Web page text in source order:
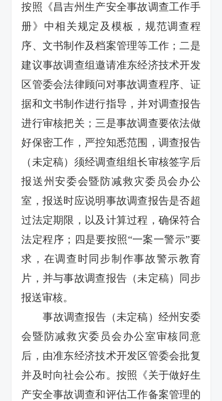
按照《昌吉州生产安全事故调查工作手
册》中相关规定及模板，规范调查程
序、文书制作及档案管理等工作；二是
建议事故调查组邀请准东经济技术开发
区管委会法律顾问对事故调查程序、证
据和文书制作进行指导，并对调查报告
进行审核把关；三是事故调查要依法做
好保密工作，严控知悉范围，调查报告
（未定稿）须经调查组组长审核签字后
报送州安委会暨防减救灾委员会办公
室，报送时应说明事故调查报告是否超
过法定期限，以及计算过程，确保符合
法定程序；四是要按照“一案一警示”要
求，在调查时同步制作事故警示教育
片，并与事故调查报告（未定稿）同步
报送审核。
事故调查报告（未定稿）经州安委
会暨防减救灾委员会办公室审核同意
后，由准东经济技术开发区管委会批复
并及时向社会公布。按照《关于做好生
产安全事故调查和评估工作备案管理的